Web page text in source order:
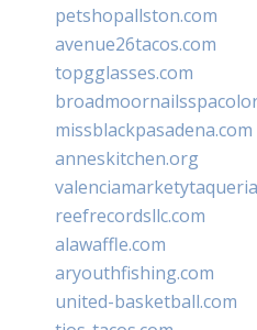
petshopallston.com
avenue26tacos.com
topgglasses.com
missblackpasadena.com
anneskitchen.org
reefrecordsllc.com
alawaffle.com
aryouthfishing.com
united-basketball.com